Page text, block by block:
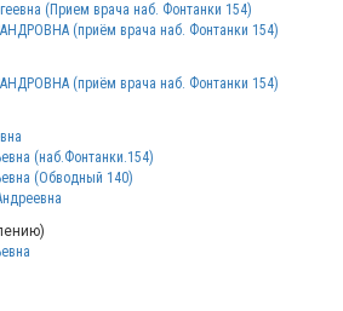
(Прием врача наб. Фонтанки 154)
(приём врача наб. Фонтанки 154)
(приём врача наб. Фонтанки 154)
(наб.Фонтанки.154)
(Обводный 140)